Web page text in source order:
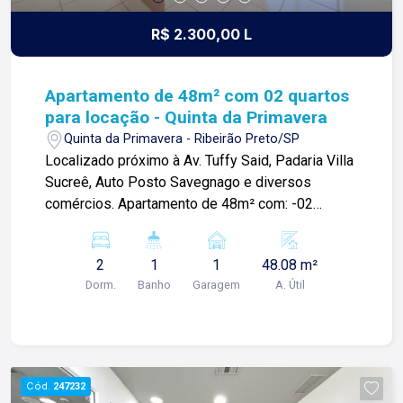
R$ 2.300,00 L
Apartamento de 48m² com 02 quartos
para locação - Quinta da Primavera
Quinta da Primavera - Ribeirão Preto/SP
Localizado próximo à Av. Tuffy Said, Padaria Villa
Sucreê, Auto Posto Savegnago e diversos
comércios. Apartamento de 48m² com: -02
social; -Cozinha grande; -Área de serviço; -01
vaga de garagem. Para mais informações e
agendar visita, entre em contato. Lago é
construímos laços fortes e indeléveis com
nossos proprietários e clientes. Somos uma
2
Dorm.
1
Banho
1
Garagem
48.08 m²
A. Útil
Cód. 247232